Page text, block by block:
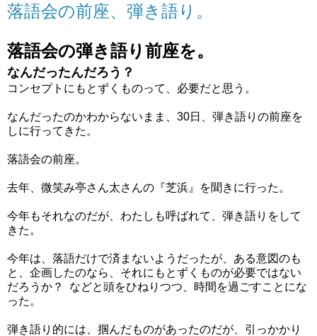
落語会の前座、弾き語り。
落語会の弾き語り前座を。
なんだったんだろう？
コンセプトにもとずくものって、必要だと思う。
なんだったのかわからないまま、30日、弾き語りの前座を
しに行ってきた。
落語会の前座。
去年、微笑み亭さん太さんの『芝浜』を聞きに行った。
今年もそれなのだが、わたしも呼ばれて、弾き語りをして
きた。
今年は、落語だけで済まないようだったが、ある意図のも
と、企画したのなら、それにもとずくものが必要ではない
だろうか？ などと頭をひねりつつ、時間を過ごすことにな
った。
弾き語り的には、掴んだものがあったのだが、引っかかり